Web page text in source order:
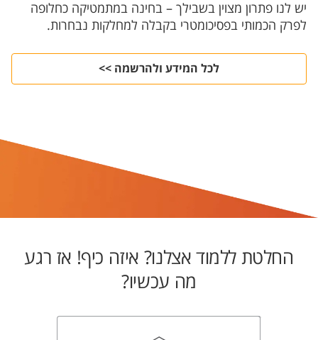
יש לנו פתרון מצוין בשבילך – בחינה במתמטיקה כחלופה
לפרק הכמותי בפסיכומטרי בקבלה למחלקות נבחרות.
לכל המידע ולהרשמה >>
החלטת ללמוד אצלנו? איזה כיף! אז רגע
מה עכשיו?